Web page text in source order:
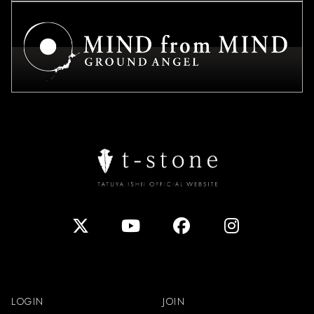
LOGIN JOIN